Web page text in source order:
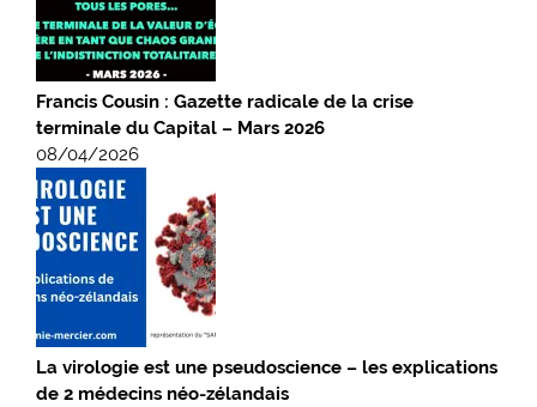
Francis Cousin : Gazette radicale de la crise
terminale du Capital – Mars 2026
08/04/2026
La virologie est une pseudoscience – les explications
de 2 médecins néo-zélandais